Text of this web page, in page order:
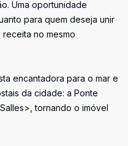
Uma oportunidade
para quem deseja unir
no mesmo
encantadora para o mar e
da cidade: a Ponte
tornando o imóvel